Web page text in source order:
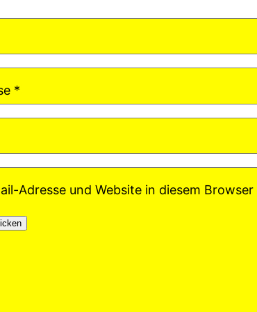
*
Adresse und Website in diesem